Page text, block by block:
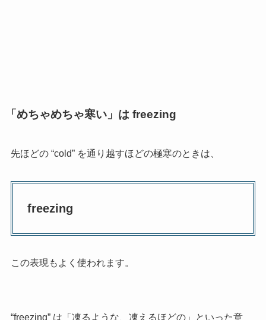
「めちゃめちゃ寒い」は freezing
先ほどの “cold” を通り越すほどの極寒のときは、
freezing
この表現もよく使われます。
“freezing” は「凍るような、凍えるほどの」といった意